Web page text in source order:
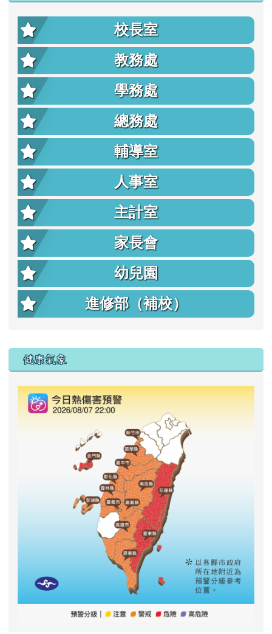
校長室
教務處
學務處
總務處
輔導室
人事室
主計室
家長會
幼兒園
進修部（補校）
右邊區域內容
健康氣象